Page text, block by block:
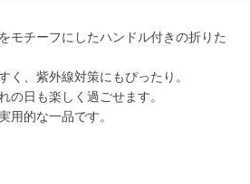
モチーフにしたハンドル付きの折りた
く、紫外線対策にもぴったり。
の日も楽しく過ごせます。
用的な一品です。